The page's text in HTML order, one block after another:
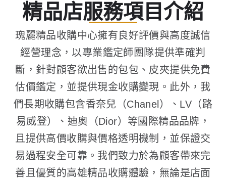
精品店服務項目介紹
瑰麗精品收購中心擁有良好評價與高度誠信
經營理念，以專業鑑定師團隊提供準確判
斷，針對顧客欲出售的包包、皮夾提供免費
估價鑑定，並提供現金收購變現。此外，我
們長期收購包含香奈兒（Chanel）、LV（路
易威登）、迪奧（Dior）等國際精品品牌，
且提供高價收購與價格透明機制，並保證交
易過程安全可靠。我們致力於為顧客帶來完
善且優質的高雄精品收購體驗，無論是店面